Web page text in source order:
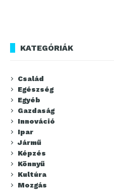
KATEGÓRIÁK
Család
Egészség
Egyéb
Gazdaság
Innováció
Ipar
Jármű
Képzés
Könnyű
Kultúra
Mozgás